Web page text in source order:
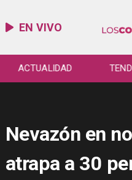
EN VIVO
ACTUALIDAD
Nevazón en
atrapa a 30